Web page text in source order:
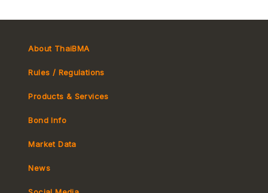
About ThaiBMA
Rules / Regulations
Tax
Products & Services
MeBond
Bond Info
Market Data
Yield Curve
News